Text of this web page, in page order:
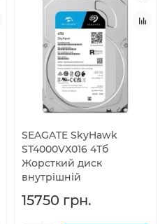
SEAGATE SkyHawk
ST4000VX016 4Тб
Жорсткий диск
внутрішній
15750 грн.